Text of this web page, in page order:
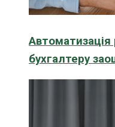
Автоматизація
бухгалтеру